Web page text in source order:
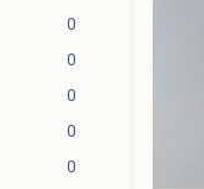
0
0
0
0
0